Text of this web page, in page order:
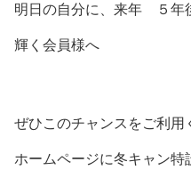
明日の自分に、来年 ５年
輝く会員様へ
ぜひこのチャンスをご利用
ホームページに冬キャン特